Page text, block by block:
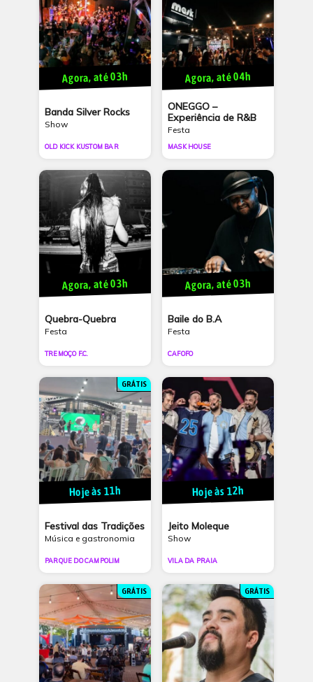
Agora, até 03h
Banda Silver Rocks
Show
OLD KICK KUSTOM BAR
Agora, até 04h
ONEGGO –
Experiência de R&B
Festa
MASK HOUSE
Agora, até 03h
Quebra-Quebra
Festa
TREMOÇO F.C.
Agora, até 03h
Baile do B.A
Festa
CAFOFO
GRÁTIS
Hoje às 11h
Festival das Tradições
Música e gastronomia
PARQUE DO CAMPOLIM
Hoje às 12h
Jeito Moleque
Show
VILA DA PRAIA
GRÁTIS GRÁTIS